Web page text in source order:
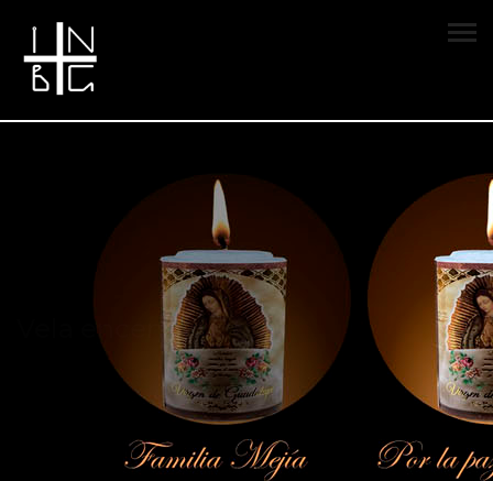
Vela encendida